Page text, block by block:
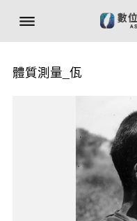
體質測量_佤